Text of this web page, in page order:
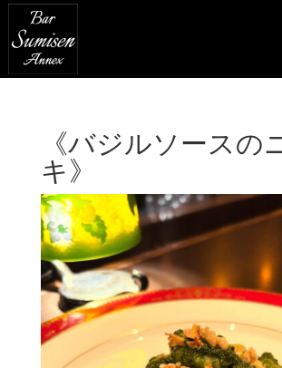
《バジルソースの
キ》